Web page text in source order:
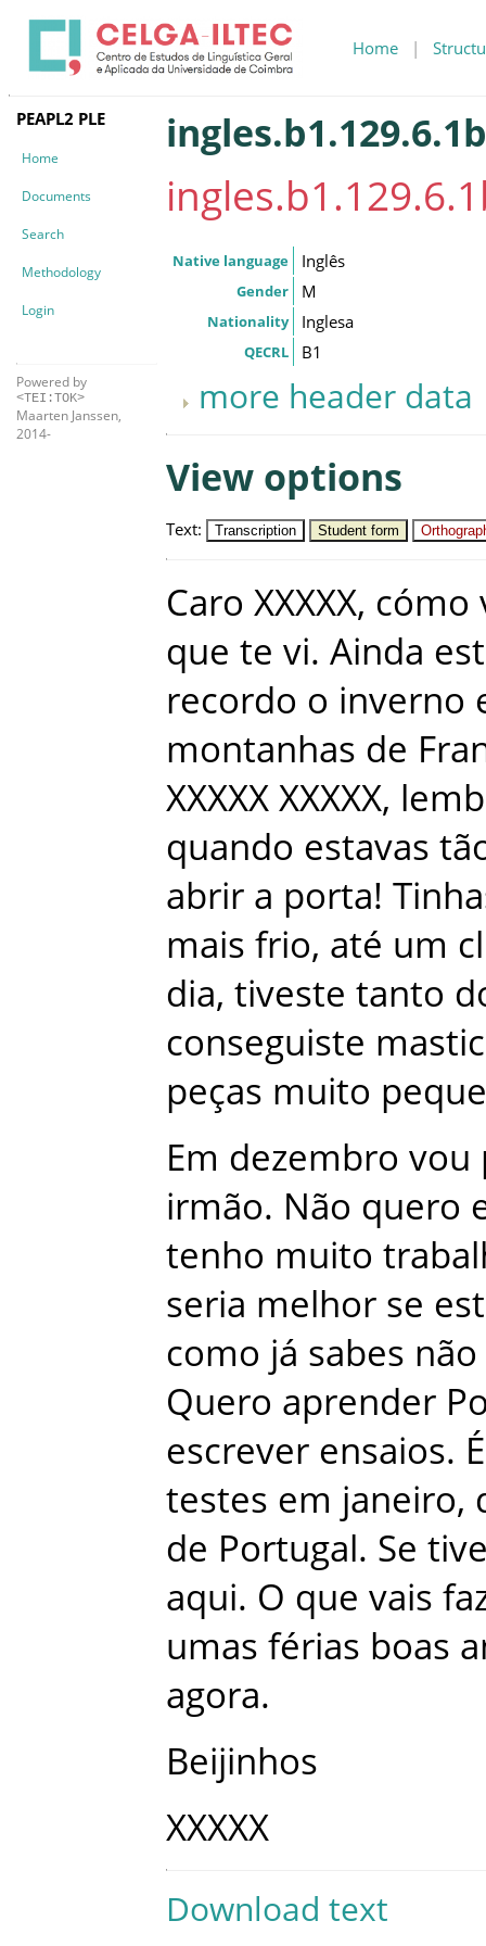
Home |
PEAPL2 PLE
Home
Documents
Search
Methodology
Login
Powered by
<TEI:TOK>
Maarten Janssen,
2014-
ingles.b1.129.6.1b
Native language Inglês
Gender M
Nationality Inglesa
QECRL B1
more header data
View options
Text: Transcription Student form
Caro XXXXX, cómo
que te vi. Ainda
recordo o inverno
montanhas de
XXXXX XXXXX,
quando estavas
abrir a porta!
mais frio, até um
dia, tiveste tanto
conseguiste
peças muito
Em dezembro vou
irmão. Não quero
tenho muito
seria melhor se
como já sabes não
Quero aprender
escrever ensaios. É
testes em janeiro,
de Portugal. Se
aqui. O que vais
umas férias boas
agora.
Beijinhos
XXXXX
Download text